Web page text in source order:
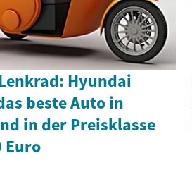
Hyundai
beste Auto in
in der Preisklasse
Euro